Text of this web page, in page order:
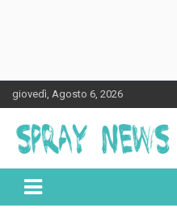
Skip
to
content
giovedì, Agosto 6, 2026
Spraynews.it